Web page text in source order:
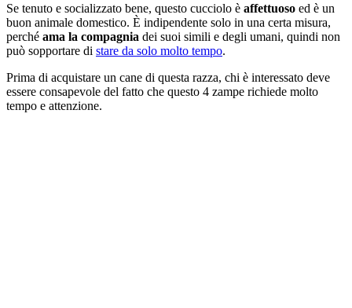
Se tenuto e socializzato bene, questo cucciolo è affettuoso ed è un
buon animale domestico. È indipendente solo in una certa misura,
perché ama la compagnia dei suoi simili e degli umani, quindi non
può sopportare di stare da solo molto tempo.
Prima di acquistare un cane di questa razza, chi è interessato deve
essere consapevole del fatto che questo 4 zampe richiede molto
tempo e attenzione.